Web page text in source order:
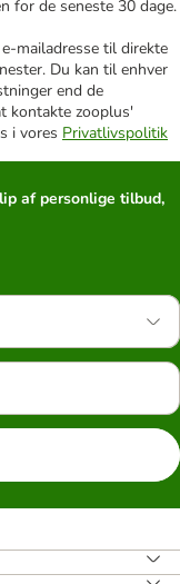
for de seneste 30 dage.
mailadresse til direkte
Du kan til enhver
end de
kontakte zooplus'
i vores Privatlivspolitik
af personlige tilbud,